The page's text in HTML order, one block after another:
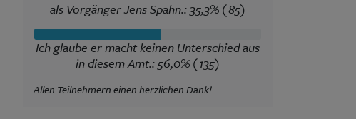
als Vorgänger Jens Spahn.: 35,3% (85)
Ich glaube er macht keinen Unterschied aus
in diesem Amt.: 56,0% (135)
Allen Teilnehmern einen herzlichen Dank!